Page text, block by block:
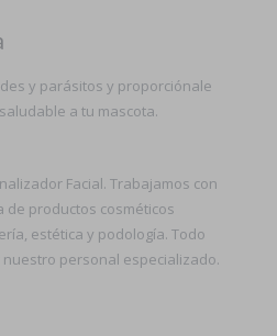
y parásitos y proporciónale
a tu mascota.
Facial. Trabajamos con
de productos cosméticos
estética y podología. Todo
personal especializado.